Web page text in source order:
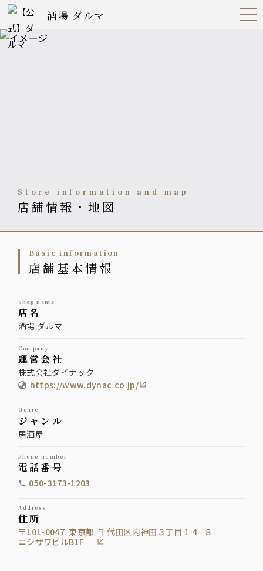
酒場 ダルマ Open
Navig
Store information and map
店舗情報・地図
basic information
店舗基本情報
shop name
店名
酒場 ダルマ
company
運営会社
株式会社ダイナック
https://www.dynac.co.jp/
genre
ジャンル
居酒屋
phone number
電話番号
050-3173-1203
address
住所
〒101-0047 東京都 千代田区内神田３丁目１４−８
ニシザワビルB1F